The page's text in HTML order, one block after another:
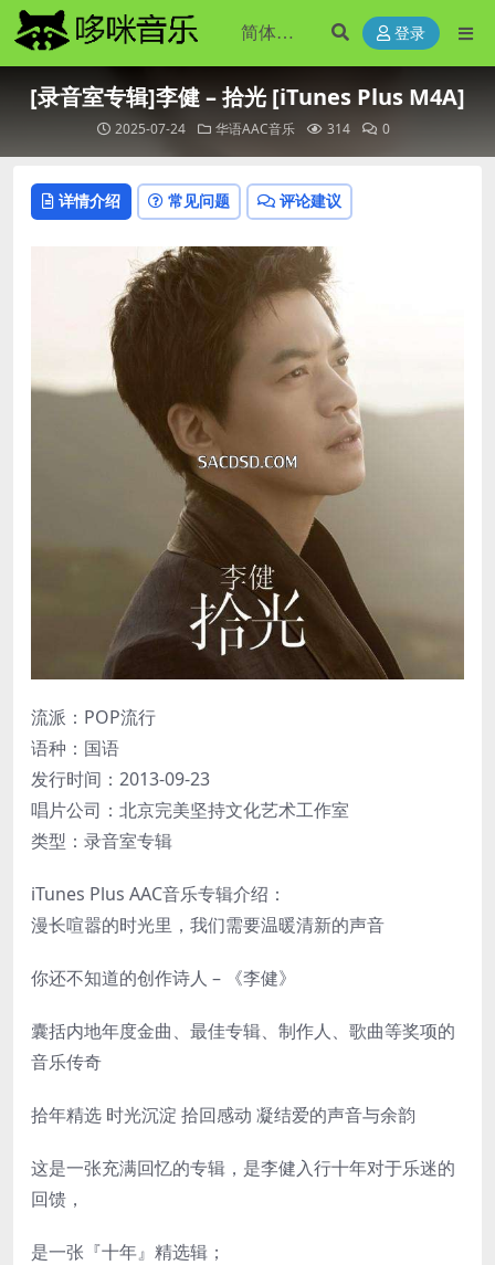
登录
[录音室专辑]李健 – 拾光 [iTunes Plus M4A]
2025-07-24 华语AAC音乐 314 0
详情介绍 常见问题 评论建议
流派：POP流行
语种：国语
发行时间：2013-09-23
唱片公司：北京完美坚持文化艺术工作室
类型：录音室专辑
iTunes Plus AAC音乐专辑介绍：
漫长喧嚣的时光里，我们需要温暖清新的声音
你还不知道的创作诗人 – 《李健》
囊括内地年度金曲、最佳专辑、制作人、歌曲等奖项的
音乐传奇
拾年精选 时光沉淀 拾回感动 凝结爱的声音与余韵
这是一张充满回忆的专辑，是李健入行十年对于乐迷的
回馈，
是一张『十年』精选辑；